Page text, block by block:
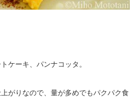
ケーキ、パンナコッタ。
がりなので、量が多めでもパクパク食